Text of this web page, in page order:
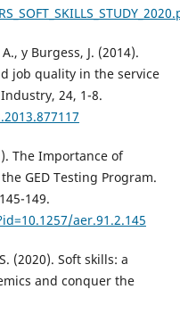
y Burgess, J. (2014).
job quality in the service
24, 1-8.
The Importance of
GED Testing Program.
149.
aer.91.2.145
(2020). Soft skills: a
and conquer the